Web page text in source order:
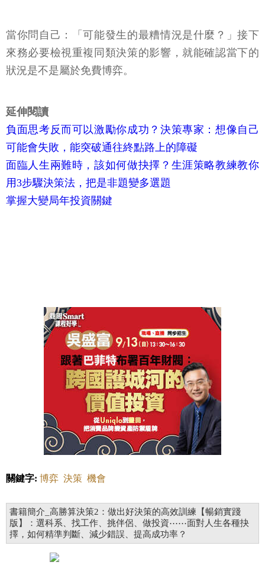
當你問自己：「可能發生的最糟情況是什麼？」接下
來務必要檢視重複同類決策的影響，就能確認當下的
狀況是不是屬於免費博弈。
延伸閱讀
負面思考反而可以激勵你成功？決策專家：想像自己
可能會失敗，能突破通往終點路上的障礙
面臨人生兩難時，該如何做抉擇？生涯策略教練教你
用3步驟決策法，把是非題變多選題
掌握大變局年投資關鍵
關鍵字: 博弈 決策 機會
書籍簡介_高勝算決策2：做出好決策的高效訓練【暢銷實踐
版】：選科系、找工作、挑伴侶、做投資⋯⋯面對人生各種抉
擇，如何精準判斷、減少錯誤、提高成功率？